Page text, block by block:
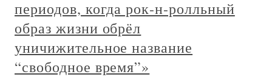
периодов, когда рок-н-ролльный
образ жизни обрёл
уничижительное название
“свободное время”»